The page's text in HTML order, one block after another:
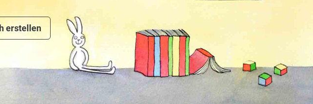
erstellen